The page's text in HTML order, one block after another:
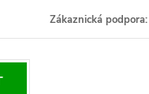
Zákaznická podpora:
Kontakt